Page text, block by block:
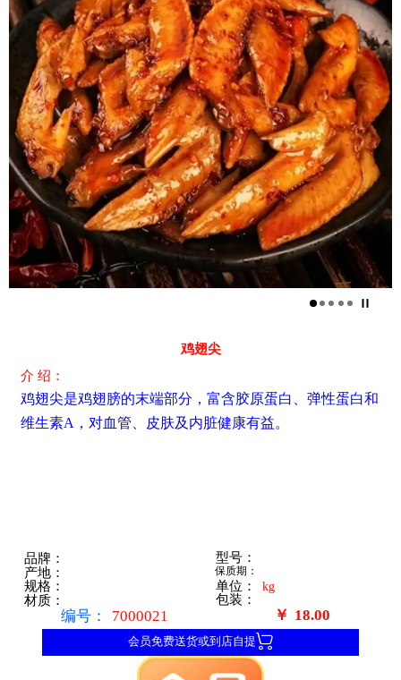
鸡翅尖
介 绍：
鸡翅尖是鸡翅膀的末端部分，富含胶原蛋白、弹性蛋白和
维生素A，对血管、皮肤及内脏健康有益。
品牌：
型号：
产地：
保质期：
规格： 单位： kg
材质： 包装：
编号： 7000021 ￥ 18.00
会员免费送货或到店自提 